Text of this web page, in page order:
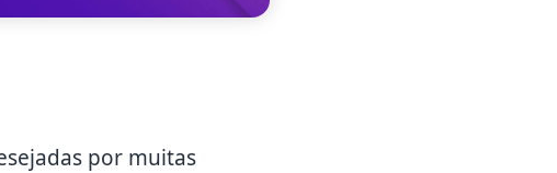
por muitas